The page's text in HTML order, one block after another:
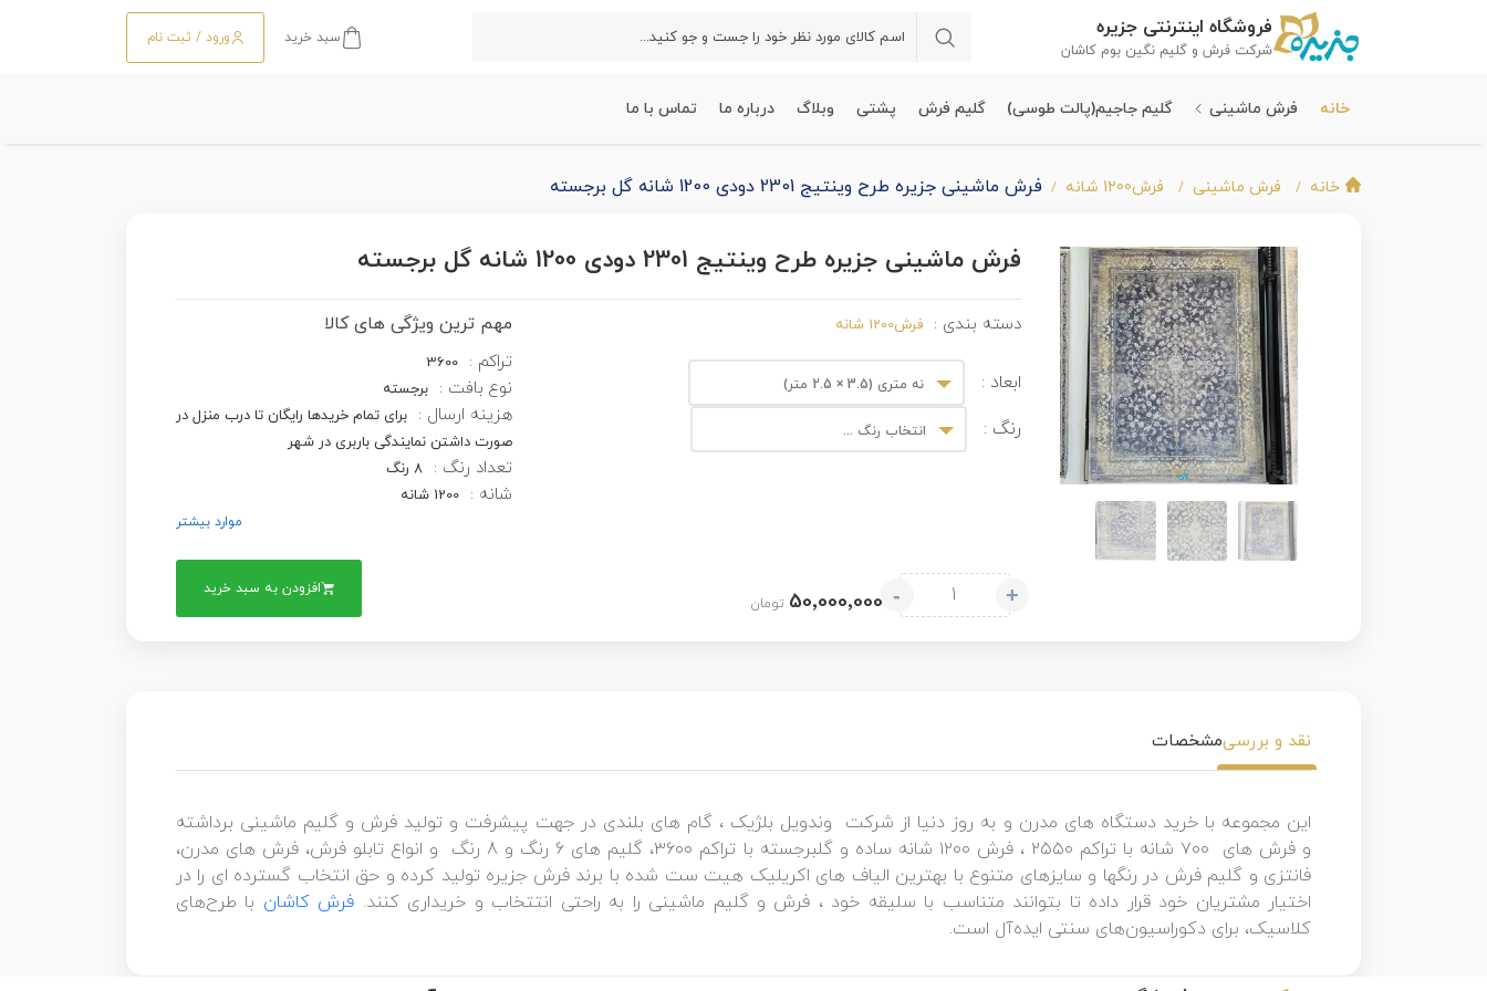
فروشگاه اینترنتی جزیره
شرکت فرش و گلیم نگین بوم کاشان
سبد خرید ورود / ثبت نام
خانه فرش ماشینی گلیم جاجیم(پالت طوسی) گلیم فرش پشتی وبلاگ درباره ما تماس با ما
خانه فرش ماشینی فرش1200 شانه فرش ماشینی جزیره طرح وینتیج 2301 دودی 1200 شانه گل برجسته
فرش ماشینی جزیره طرح وینتیج 2301 دودی 1200 شانه گل برجسته
دسته بندی : فرش1200 شانه
ابعاد : نه متری (3.5 × 2.5 متر)
رنگ : انتخاب رنگ ...
مهم ترین ویژگی های کالا
تراکم : 3600
نوع بافت : برجسته
هزینه ارسال :
برای تمام خریدها رایگان تا درب منزل در
صورت داشتن نمایندگی باربری در شهر
تعداد رنگ : 8 رنگ
شانه : 1200 شانه
موارد بیشتر
+
- 50٬000٬000 تومان
افزودن به سبد خرید
نقد و بررسیمشخصات
این مجموعه با خرید دستگاه های مدرن و به روز دنیا از شرکت وندویل بلژیک ، گام های بلندی در جهت پیشرفت و تولید فرش و گلیم ماشینی برداشته
و فرش های ۷۰۰ شانه با تراکم ۲۵۵۰ ، فرش ۱۲۰۰ شانه ساده و گلبرجسته با تراکم ۳۶۰۰، گلیم های 6 رنگ و 8 رنگ و انواع تابلو فرش، فرش های مدرن،
فانتزی و گلیم فرش در رنگها و سایزهای متنوع با بهترین الیاف های اکریلیک هیت ست شده با برند فرش جزیره تولید کرده و حق انتخاب گسترده ای را در
اختیار مشتریان خود قرار داده تا بتوانند متناسب با سلیقه خود ، فرش و گلیم ماشینی را به راحتی انتتخاب و خریداری کنند. فرش کاشان با طرح‌های
کلاسیک، برای دکوراسیون‌های سنتی ایده‌آل است.